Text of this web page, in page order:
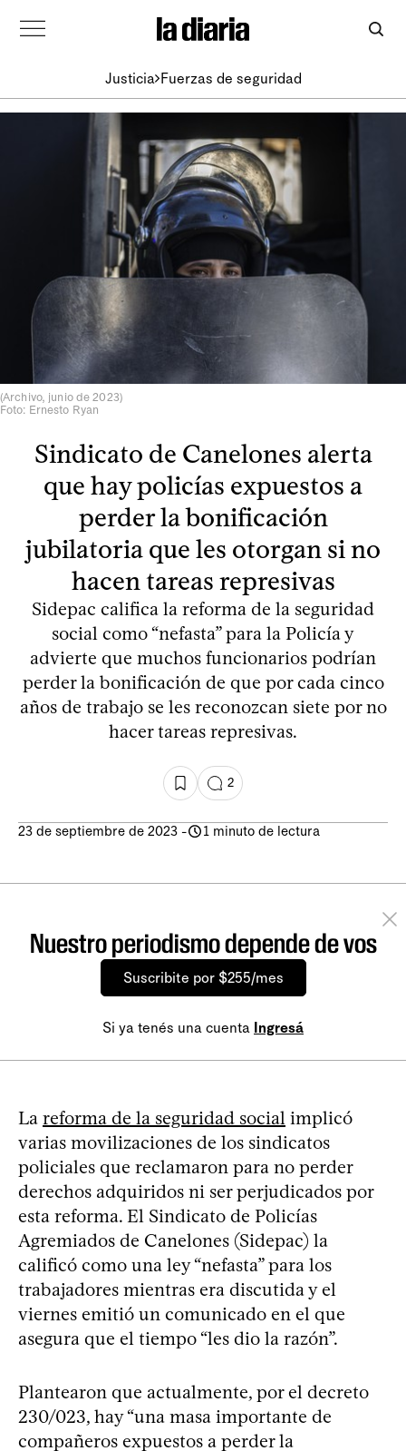
Justicia Fuerzas de seguridad
(Archivo, junio de 2023)
Foto: Ernesto Ryan
Sindicato de Canelones alerta
que hay policías expuestos a
perder la bonificación
jubilatoria que les otorgan si no
hacen tareas represivas
Sidepac califica la reforma de la seguridad
social como “nefasta” para la Policía y
advierte que muchos funcionarios podrían
perder la bonificación de que por cada cinco
años de trabajo se les reconozcan siete por no
hacer tareas represivas.
2
23 de septiembre de 2023 - 1 minuto de lectura
Nuestro periodismo depende de vos
Suscribite por $255/mes
Si ya tenés una cuenta Ingresá
La reforma de la seguridad social implicó
varias movilizaciones de los sindicatos
policiales que reclamaron para no perder
derechos adquiridos ni ser perjudicados por
esta reforma. El Sindicato de Policías
Agremiados de Canelones (Sidepac) la
calificó como una ley “nefasta” para los
trabajadores mientras era discutida y el
viernes emitió un comunicado en el que
asegura que el tiempo “les dio la razón”.
Plantearon que actualmente, por el decreto
230/023, hay “una masa importante de
compañeros expuestos a perder la